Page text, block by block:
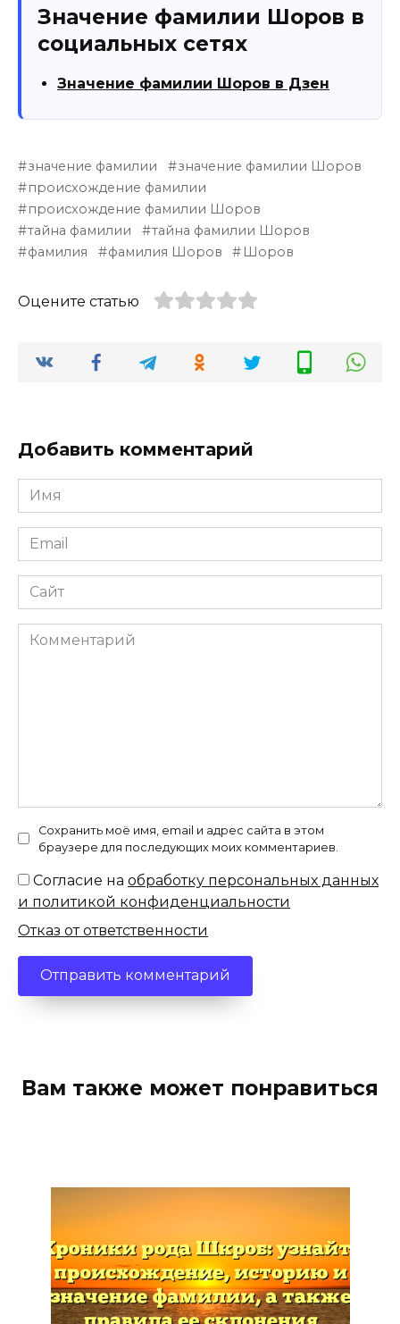
Значение фамилии Шоров в
социальных сетях
Значение фамилии Шоров в Дзен
значение фамилии
значение фамилии Шоров
происхождение фамилии
происхождение фамилии Шоров
тайна фамилии
тайна фамилии Шоров
фамилия
фамилия Шоров Шоров
Оцените статью
Добавить комментарий
Имя
*
Email
*
Сайт
Комментарий
Сохранить моё имя, email и адрес сайта в этом
браузере для последующих моих комментариев.
Согласие на обработку персональных данных
и политикой конфиденциальности
Отказ от ответственности
Вам также может понравиться